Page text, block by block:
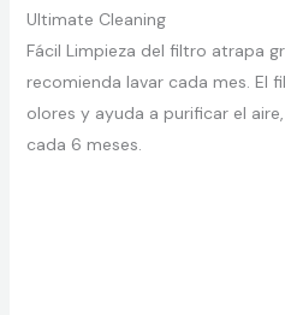
Ultimate Cleaning
Fácil Limpieza del filtro atrapa
recomienda lavar cada mes. El
olores y ayuda a purificar el
cada 6 meses.